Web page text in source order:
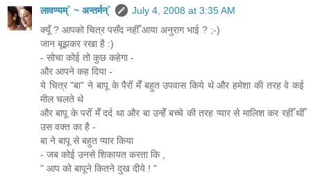
लावण्यम्` ~ अन्तर्मन्`
July 4, 2008 at 3:35 AM
क्यूँ ? आपको चित्र पसँद नहीँ आया अनुराग भाई ? ;-)
जान बूझकर रखा है :)
- सोचा कोई तो कुछ कहेगा -
और आपने कह दिया -
ये चित्र "बा" ने बापू के पैरोँ मेँ बहुत उपवास किये थे और हमेशा की तरह वे कई
मील चलते थे
और बापू के परोँ मेँ दर्द था और बा उन्हेँ बच्चे की तरह प्यार से मालिश कर रहीँ थीँ
उस वक्त का है -
बा ने बापू से बहुत प्यार किया
- जब कोई उनसे शिकायत करता कि ,
" आप को बापूने कितने दुख दीये ! "